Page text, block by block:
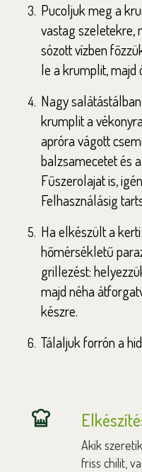
Pucoljuk meg a
vastag szeletekre,
sózott vízben
le a krumplit, majd
Nagy
krumplit a
apróra vágott
balzsamecetet és
Fűszerolajat is,
Felhasználásig
Ha elkészült a
hőmérsékletű
grillezést:
majd néha
készre.
Tálaljuk forrón a
Akik
friss chilit,